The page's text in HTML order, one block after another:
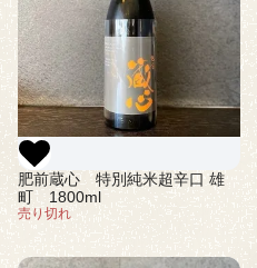
肥前蔵心 特別純米超辛口 雄
町 1800ml
売り切れ